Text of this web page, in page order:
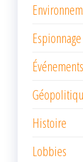
Espionnage
Événements
Histoire
Lobbies